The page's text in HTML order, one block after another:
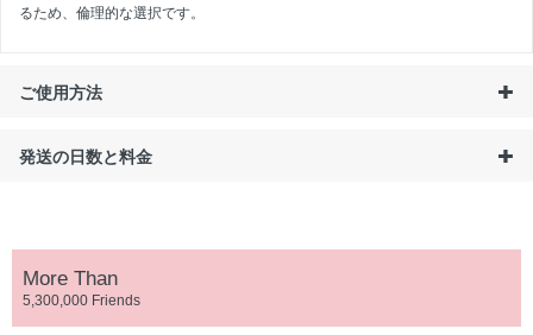
るため、倫理的な選択です。
ご使用方法
発送の日数と料金
More Than
5,300,000 Friends